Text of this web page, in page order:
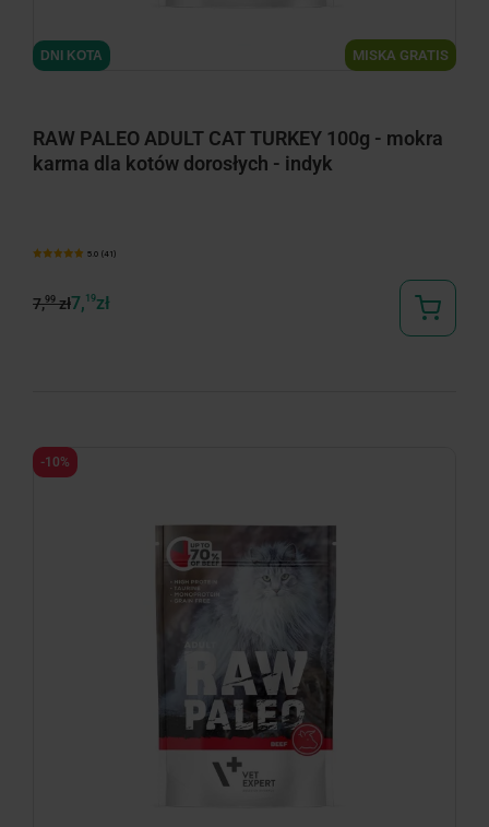
MISKA GRATIS
DNI KOTA
RAW PALEO ADULT CAT TURKEY 100g - mokra
karma dla kotów dorosłych - indyk
5.0 (41)
7,99zł7, 19zł
-10%